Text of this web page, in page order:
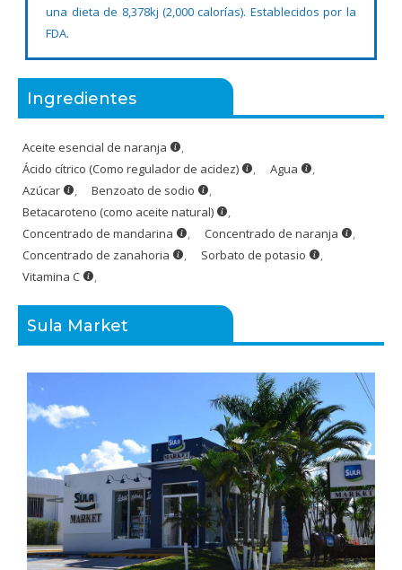
una dieta de 8,378kj (2,000 calorías). Establecidos por la
FDA.
Ingredientes
Aceite esencial de naranja
,
Ácido cítrico (Como regulador de acidez)
, Agua
,
Azúcar
, Benzoato de sodio
,
Betacaroteno (como aceite natural)
,
Concentrado de mandarina
, Concentrado de naranja
,
Concentrado de zanahoria
, Sorbato de potasio
,
Vitamina C
,
Sula Market